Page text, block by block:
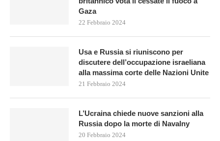
Gaza
22 Febbraio 2024
Usa e Russia si riuniscono per
discutere dell’occupazione israeliana
alla massima corte delle Nazioni Unite
21 Febbraio 2024
L’Ucraina chiede nuove sanzioni alla
Russia dopo la morte di Navalny
20 Febbraio 2024